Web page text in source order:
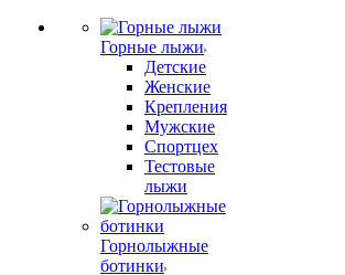
Горные лыжи
Детские
Женские
Крепления
Мужские
Спортцех
Тестовые
лыжи
Горнолыжные
ботинки